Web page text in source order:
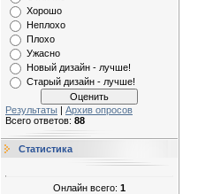
Хорошо
Неплохо
Плохо
Ужасно
Новый дизайн - лучше!
Старый дизайн - лучше!
Результаты | Архив опросов
Всего ответов: 88
Статистика
Онлайн всего: 1